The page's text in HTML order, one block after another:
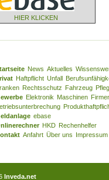
HIER KLICKEN
News Aktuelles
Haftpflicht Unfall
Rechtsschutz Fahrzeug
Elektronik Maschinen
ebase
HKD Rechenhelfer
Anfahrt Über uns Impressum
Inveda.net